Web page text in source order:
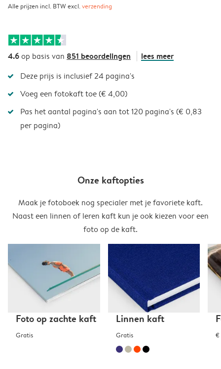
Alle prijzen incl. BTW excl.verzending
4.6op basis van 851 beoordelingen lees meer
Deze prijs is inclusief 24 pagina's
Voeg een fotokaft toe (€ 4,00)
Pas het aantal pagina's aan tot 120 pagina's (€ 0,83
per pagina)
Onze kaftopties
Maak je fotoboek nog specialer met je favoriete kaft.
Naast een linnen of leren kaft kun je ook kiezen voor een
foto op de kaft.
Foto op zachte kaft
Gratis
Linnen kaft
Gratis €